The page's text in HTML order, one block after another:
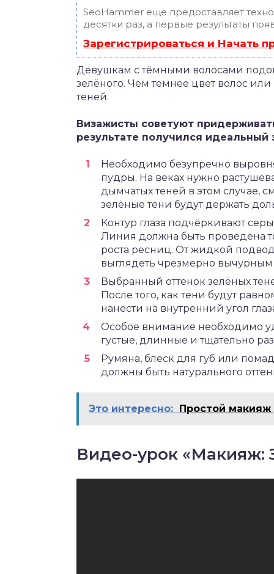
SeoHammer еще предоставляет
десятки раз, а первые результаты
Зарегистрироваться и Начать
Девушкам с тёмными волосами
зелёного. Чем темнее цвет волос
теней.
Визажисты советуют
результате получился
Необходимо безупречно
пудры. На веках нужно
дымчатых теней в этом случае,
зелёные тени будут держать
Контур глаза подчёркивают
Линия должна быть проведена
роста ресниц. От жидкой
выглядеть чрезмерно
Выбранный оттенок зелёных
После того, как тени будут
нанести на внутренний угол
Особое внимание необходимо
густые, длинные и тщательно
Румяна, блеск для губ или
должны быть натурального
Это интересно: Простой
Видео-урок «Макияж: